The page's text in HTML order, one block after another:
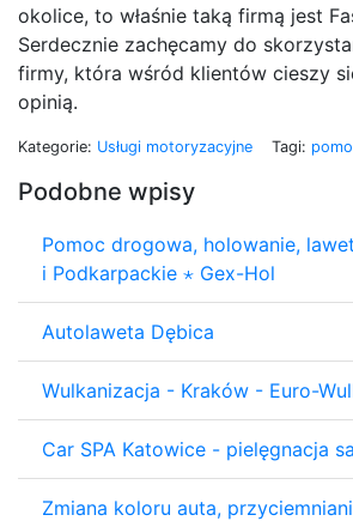
okolice, to właśnie taką firmą jest
Serdecznie zachęcamy do
firmy, która wśród klientów cieszy
opinią.
Kategorie: Usługi motoryzacyjne Tagi:
Podobne wpisy
Pomoc drogowa, holowanie,
i Podkarpackie ⋆ Gex-Hol
Autolaweta Dębica
Wulkanizacja - Kraków - Euro-
Car SPA Katowice - pielęgnacja
Zmiana koloru auta,